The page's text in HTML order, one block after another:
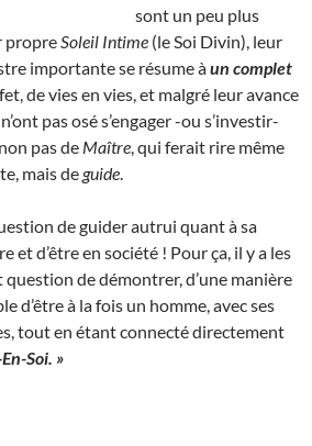
sont un peu plus
propre Soleil Intime (le Soi Divin), leur
importante se résume àun complet
de vies en vies, et malgré leur avance
pas osé s’engager -ou s’investir-
pas de Maître , qui ferait rire même
mais de guide
de guider autrui quant à sa
et d’être en société ! Pour ça, il y a les
question de démontrer, d’une manière
d’être à la fois un homme, avec ses
tout en étant connecté directement
Soi. »